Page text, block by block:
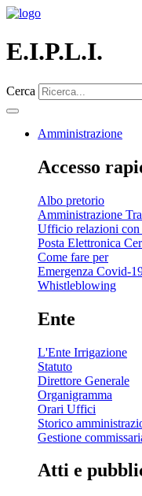
E.I.P.L.I.
Cerca
Amministrazione
Accesso
Albo pretorio
Amministrazione
Ufficio relazioni
Posta Elettronica
Come fare per
Emergenza Covid-
Whistleblowing
Ente
L'Ente Irrigazione
Statuto
Direttore Generale
Organigramma
Orari Uffici
Storico
Gestione
Atti e